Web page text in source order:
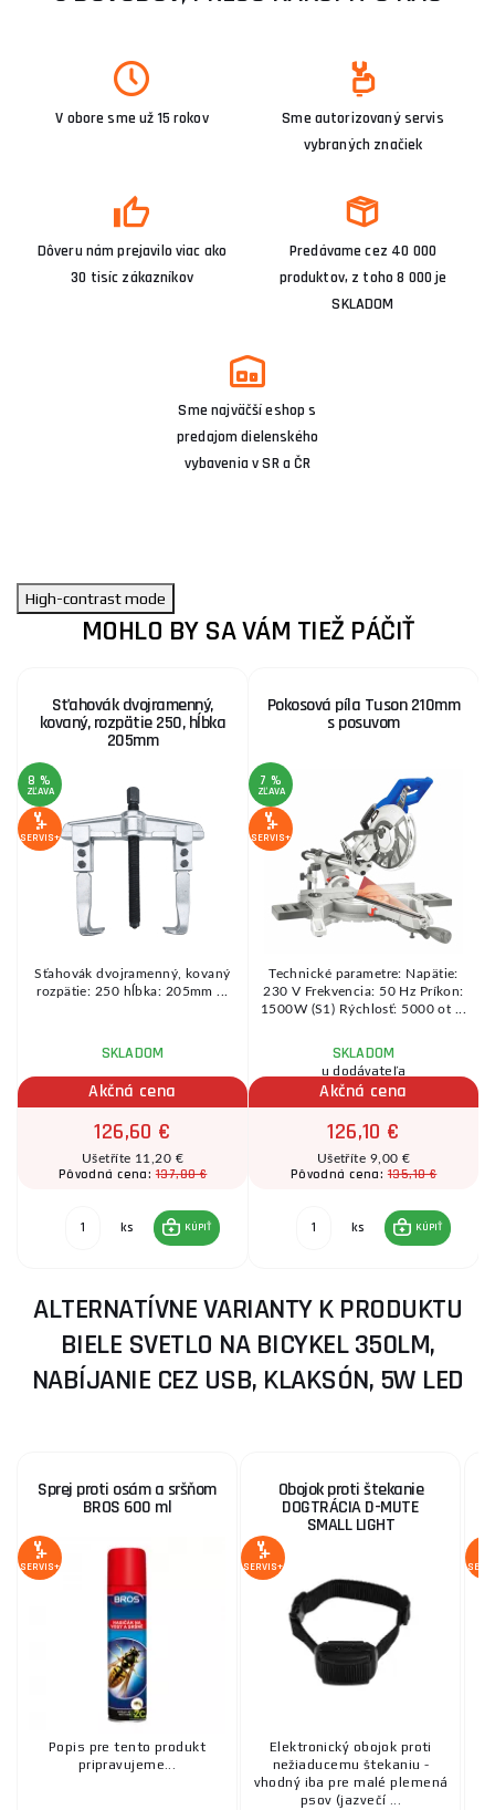
V obore sme už 15 rokov
Sme autorizovaný servis
vybraných značiek
Dôveru nám prejavilo viac ako
30 tisíc zákazníkov
Predávame cez 40 000
produktov, z toho 8 000 je
SKLADOM
Sme najväčší eshop s
predajom dielenského
vybavenia v SR a ČR
High-contrast mode
MOHLO BY SA VÁM TIEŽ PÁČIŤ
Sťahovák dvojramenný,
kovaný, rozpätie 250, hĺbka
205mm
8 %
ZĽAVA
SERVIS+
Sťahovák dvojramenný, kovaný
rozpätie: 250 hĺbka: 205mm ...
SKLADOM
Akčná cena
126,60 €
Ušetříte 11,20 €
Pôvodná cena:137,80 €
ks KÚPIŤ
Pokosová píla Tuson 210mm
s posuvom
7 %
ZĽAVA
SERVIS+
Technické parametre: Napätie:
230 V Frekvencia: 50 Hz Príkon:
1500W (S1) Rýchlosť: 5000 ot ...
SKLADOM
u dodávateľa
Akčná cena
126,10 €
Ušetříte 9,00 €
Pôvodná cena:135,10 €
ks KÚPIŤ
ALTERNATÍVNE VARIANTY K PRODUKTU
BIELE SVETLO NA BICYKEL 350LM,
NABÍJANIE CEZ USB, KLAKSÓN, 5W LED
Sprej proti osám a sršňom
BROS 600 ml
SERVIS+
Popis pre tento produkt
pripravujeme...
Obojok proti štekanie
DOGTRÁCIA D-MUTE
SMALL LIGHT
SERVIS+
Elektronický obojok proti
nežiaducemu štekaniu -
vhodný iba pre malé plemená
psov (jazvečí ...